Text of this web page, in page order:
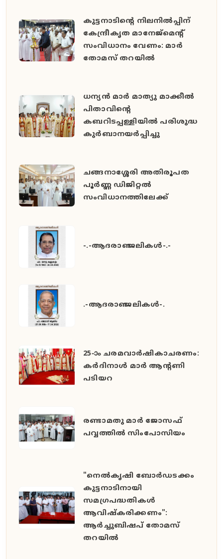
കുട്ടനാടിന്റെ നിലനിൽപ്പിന്
കേന്ദ്രീകൃത മാനേജ്മെന്റ്
സംവിധാനം വേണം: മാർ
തോമസ് തറയിൽ
ധന്യൻ മാർ മാത്യു മാക്കീൽ
പിതാവിൻ്റെ
കബറിടപ്പള്ളിയിൽ പരിശുദ്ധ
കുർബാനയർപ്പിച്ചു
ചങ്ങനാശ്ശേരി അതിരൂപത
പൂർണ്ണ ഡിജിറ്റൽ
സംവിധാനത്തിലേക്ക്
-.-ആദരാഞ്ജലികൾ-.-
.-ആദരാഞ്ജലികൾ-.
25-ാം ചരമവാർഷികാചരണം:
കർദിനാൾ മാർ ആന്റണി
പടിയറ
രണ്ടാമതു മാർ ജോസഫ്
പവ്വത്തിൽ സിംപോസിയം
"നെൽകൃഷി ബോർഡടക്കം
കുട്ടനാടിനായി
സമഗ്രപദ്ധതികൾ
ആവിഷ്കരിക്കണം":
ആർച്ചുബിഷപ് തോമസ്
തറയിൽ